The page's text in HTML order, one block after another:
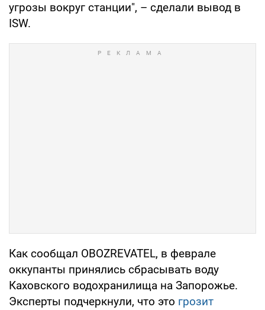
угрозы вокруг станции", – сделали вывод в
ISW.
Как сообщал OBOZREVATEL, в феврале
оккупанты принялись сбрасывать воду
Каховского водохранилища на Запорожье.
Эксперты подчеркнули, что это грозит